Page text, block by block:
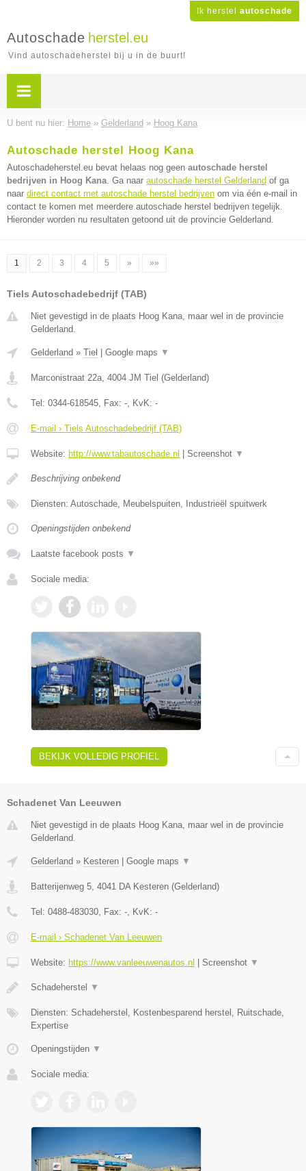
Ik herstel autoschade
Autoschade herstel.eu
Vind autoschadeherstel bij u in de buurt!
U bent nu hier: Home » Gelderland » Hoog Kana
Autoschade herstel Hoog Kana
Autoschadeherstel.eu bevat helaas nog geen autoschade herstel
bedrijven in Hoog Kana. Ga naar autoschade herstel Gelderland of ga
naar direct contact met autoschade herstel bedrijven om via één e-mail in
contact te komen met meerdere autoschade herstel bedrijven tegelijk.
Hieronder worden nu resultaten getoond uit de provincie Gelderland.
1 2 3 4 5 » »»
Tiels Autoschadebedrijf (TAB)
Niet gevestigd in de plaats Hoog Kana, maar wel in de provincie
Gelderland.
Gelderland » Tiel Google maps ▼
Marconistraat 22a, 4004 JM Tiel (Gelderland)
Tel: 0344-618545, Fax: -, KvK: -
E-mail › Tiels Autoschadebedrijf (TAB)
Website: http://www.tabautoschade.nl Screenshot ▼
Beschrijving onbekend
Diensten: Autoschade, Meubelspuiten, Industrieël spuitwerk
Openingstijden onbekend
Laatste facebook posts ▼
Sociale media:
BEKIJK VOLLEDIG PROFIEL
Schadenet Van Leeuwen
Niet gevestigd in de plaats Hoog Kana, maar wel in de provincie
Gelderland.
Gelderland » Kesteren Google maps ▼
Batterijenweg 5 4041 DA Kesteren (Gelderland)
Tel: 0488-483030 , Fax: - , KvK: -
E-mail › Schadenet Van Leeuwen
Website: https://www.vanleeuwenautos.nl Screenshot ▼
Schadeherstel ▼
Diensten: Schadeherstel, Kostenbesparend herstel, Ruitschade,
Expertise
Openingstijden ▼
Sociale media: